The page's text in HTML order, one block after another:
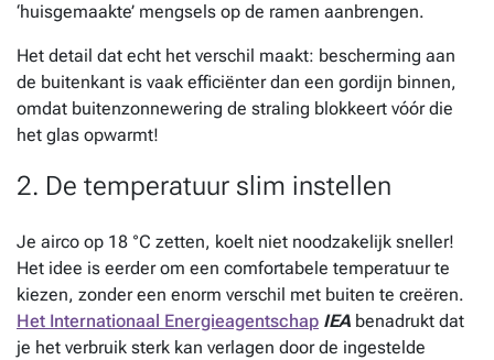
‘huisgemaakte’ mengsels op de ramen aanbrengen.
Het detail dat echt het verschil maakt: bescherming aan
de buitenkant is vaak efficiënter dan een gordijn binnen,
omdat buitenzonnewering de straling blokkeert vóór die
het glas opwarmt!
2. De temperatuur slim instellen
Je airco op 18 °C zetten, koelt niet noodzakelijk sneller!
Het idee is eerder om een comfortabele temperatuur te
kiezen, zonder een enorm verschil met buiten te creëren.
Het Internationaal Energieagentschap IEA benadrukt dat
je het verbruik sterk kan verlagen door de ingestelde